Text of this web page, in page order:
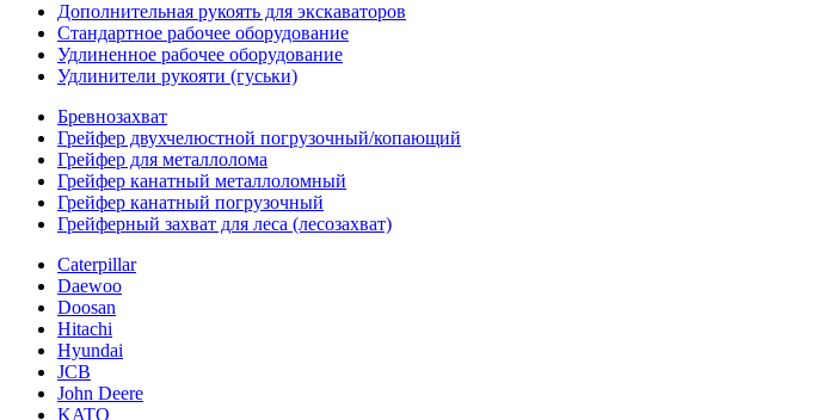
Дополнительная рукоять для экскаваторов
Стандартное рабочее оборудование
Удлиненное рабочее оборудование
Удлинители рукояти (гуськи)
Бревнозахват
Грейфер двухчелюстной погрузочный/копающий
Грейфер для металлолома
Грейфер канатный металлоломный
Грейфер канатный погрузочный
Грейферный захват для леса (лесозахват)
Caterpillar
Daewoo
Doosan
Hitachi
Hyundai
JCB
John Deere
KATO